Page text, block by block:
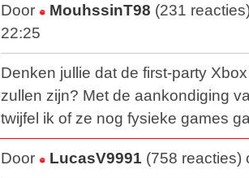
Door MouhssinT98 (231
22:25
Denken jullie dat de first-party
zullen zijn? Met de aankondiging
twijfel ik of ze nog fysieke games
Door LucasV9991 (758 reacties)